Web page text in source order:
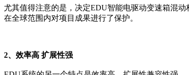
尤其值得注意的是，决定EDU智能电驱动变速箱混
在全球范围内对项目成果进行了保护。
2、效率高 扩展性强